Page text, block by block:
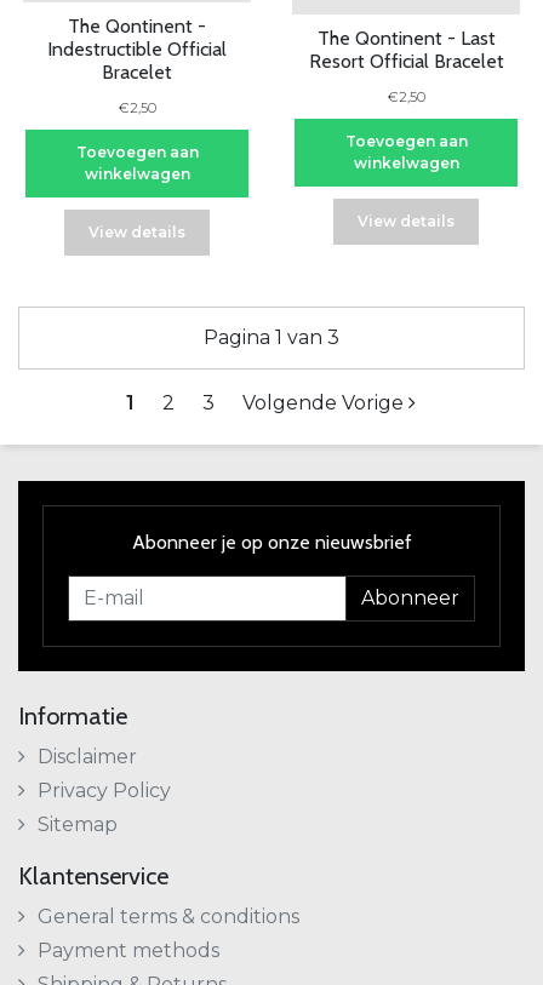
The Qontinent -
Indestructible Official
Bracelet
€2,50
Toevoegen aan
winkelwagen
View details
The Qontinent - Last
Resort Official Bracelet
€2,50
Toevoegen aan
winkelwagen
View details
Pagina 1 van 3
1 2 3 Volgende Vorige
Abonneer je op onze nieuwsbrief
Abonneer
Informatie
Disclaimer
Privacy Policy
Sitemap
Klantenservice
General terms & conditions
Payment methods